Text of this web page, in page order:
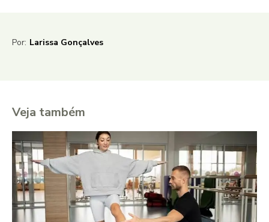
Por: Larissa Gonçalves
Veja também